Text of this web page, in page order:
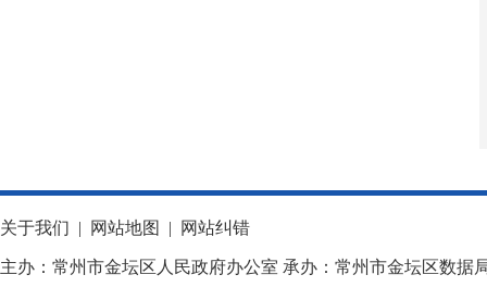
关于我们 | 网站地图 | 网站纠错
主办：常州市金坛区人民政府办公室 承办：常州市金坛区数据